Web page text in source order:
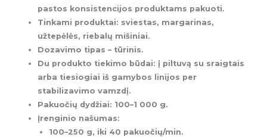
pastos konsistencijos produktams pakuoti.
Tinkami produktai: sviestas, margarinas,
užtepėlės, riebalų mišiniai.
Dozavimo tipas – tūrinis.
Du produkto tiekimo būdai: į piltuvą su sraigtais
arba tiesiogiai iš gamybos linijos per
stabilizavimo vamzdį.
Pakuočių dydžiai: 100–1 000 g.
Įrenginio našumas:
100–250 g, iki 40 pakuočių/min.